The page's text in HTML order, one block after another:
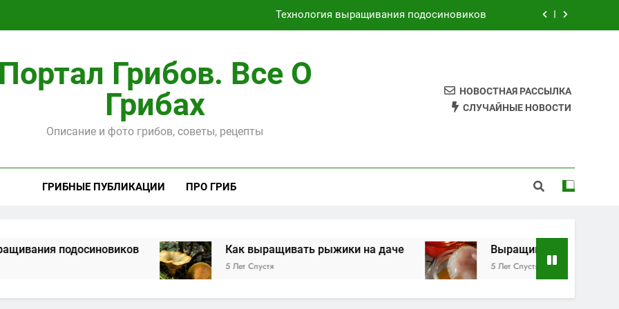
Технология выращивания подосиновиков
Способы, как самому сделать грибной мицелий
Как выращивать рыжики на даче
Портал Грибов. Все О
Грибах
Описание и фото грибов, советы, рецепты
НОВОСТНАЯ РАССЫЛКА
СЛУЧАЙНЫЕ НОВОСТИ
ГРИБНЫЕ ПУБЛИКАЦИИ ПРО ГРИБ
подосиновиков Как выращивать рыжики на даче
5 Лет Спустя
Выращивания чайного гриба
5 Лет Спустя